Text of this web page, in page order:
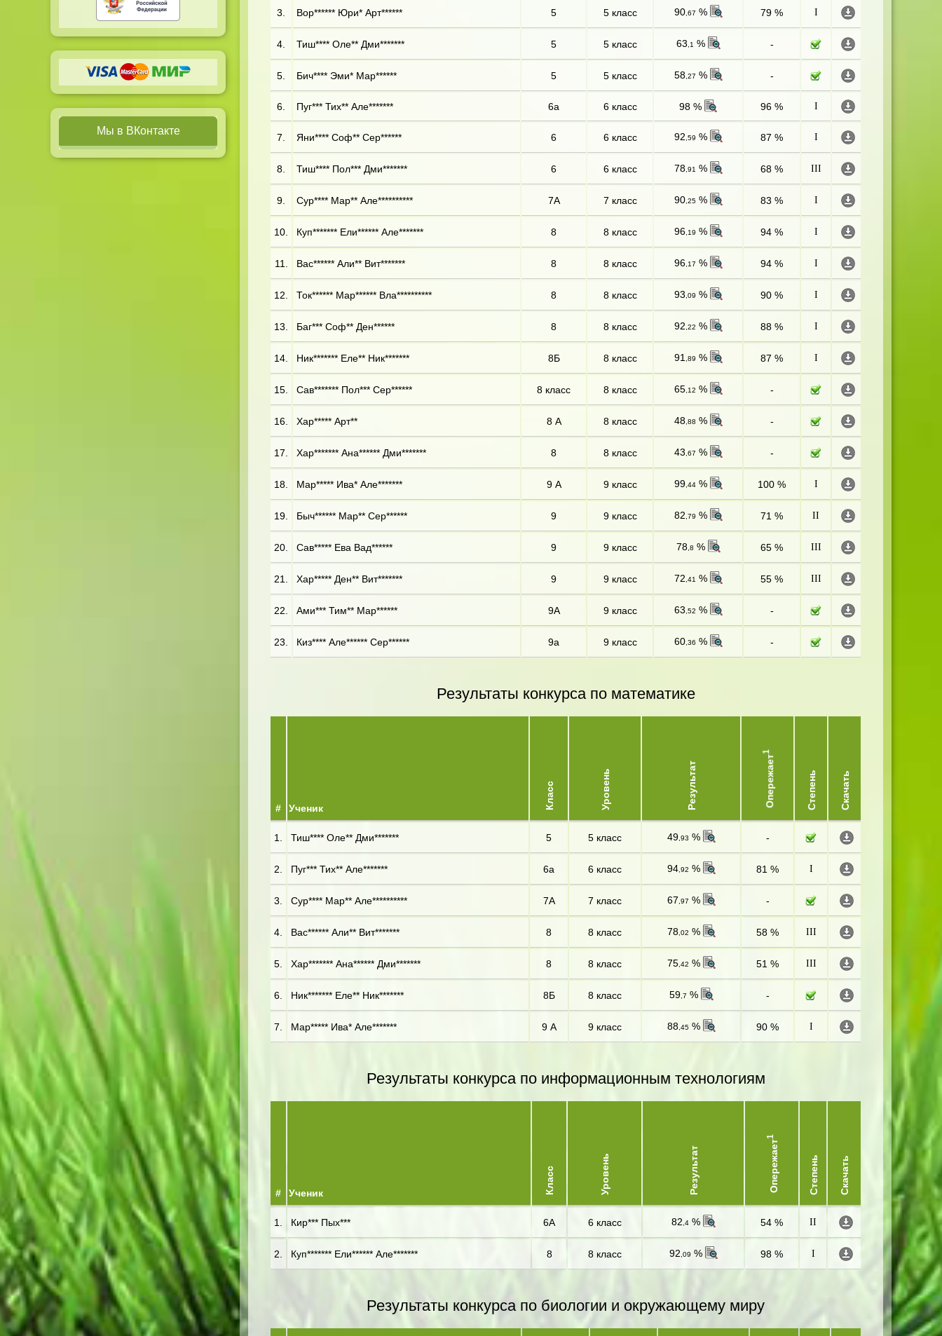
Мы в ВКонтакте
3. Вор****** Юри* Арт****** 5 5 класс 90,67 % 79 % I
4. Тиш**** Оле** Дми******* 5 5 класс 63 ,1 % -
5. Бич**** Эми* Мар****** 5 5 класс 58,27 % -
6. Пуг*** Тих** Але******* 6а 6 класс 98 % 96 % I
7. Яни**** Соф** Сер****** 6 6 класс 92 ,59 % 87 % I
8. Тиш**** Пол*** Дми******* 6 6 класс 78,91 % 68 % III
9. Сур**** Мар** Але********** 7А 7 класс 90,25% 83 % I
10. Куп******* Ели****** Але******* 8 8 класс 96,19 % 94 % I
11. Вас****** Али** Вит******* 8 8 класс 96,17 % 94 % I
12. Ток****** Мар****** Вла********** 8 8 класс 93 ,09 % 90 % I
13. Баг*** Соф** Ден****** 8 8 класс 92 ,22 % 88 % I
14. Ник******* Еле** Ник******* 8Б 8 класс 91 ,89 % 87 % I
15. Сав******* Пол*** Сер****** 8 класс 8 класс 65,12 % -
16. Хар***** Арт** 8 А 8 класс 48,88 % -
17. Хар******* Ана****** Дми******* 8 8 класс 43 ,67 % -
18. Мар***** Ива* Але******* 9 А 9 класс 99,44% 100 % I
19. Быч****** Мар** Сер****** 9 9 класс 82 ,79 % 71 % II
20. Сав***** Ева Вад****** 9 9 класс 78,8 % 65 % III
21. Хар***** Ден** Вит******* 9 9 класс 72 ,41 % 55 % III
22. Ами*** Тим** Мар****** 9А 9 класс 63 ,52 % -
23. Киз**** Але****** Сер****** 9а 9 класс 60,36 % -
Результаты конкурса по математике
# Ученик Класс Уровень Результат Опережает
1
Степень Скачать
1. Тиш**** Оле** Дми******* 5 5 класс 49,93 % -
2. Пуг*** Тих** Але******* 6а 6 класс 94,92 % 81 % I
3. Сур**** Мар** Але********** 7А 7 класс 67 ,97 % -
4. Вас****** Али** Вит******* 8 8 класс 78,02 % 58 % III
5. Хар******* Ана****** Дми******* 8 8 класс 75,42 % 51 % III
6. Ник******* Еле** Ник******* 8Б 8 класс 59,7 % -
7. Мар***** Ива* Але******* 9 А 9 класс 88,45% 90 % I
Результаты конкурса по информационным технологиям
# Ученик Класс Уровень Результат Опережает
1
Степень Скачать
1. Кир*** Пых*** 6А 6 класс 82 ,4% 54 % II
2. Куп******* Ели****** Але******* 8 8 класс 92 ,09 % 98 % I
Результаты конкурса по биологии и окружающему миру